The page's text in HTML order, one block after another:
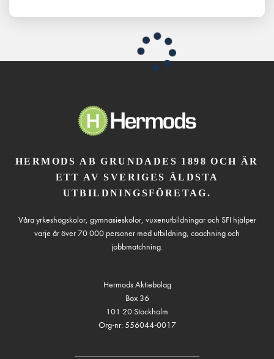
HERMODS AB GRUNDADES 1898 OCH ÄR
ETT AV SVERIGES ÄLDSTA
UTBILDNINGSFÖRETAG.
Våra yrkeshögskolor, gymnasieskolor, vuxenutbildningar och SFI hjälper
varje år över 70 000 personer med utbildning, coachning och
jobbmatchning.
Hermods Aktiebolag
Box 36
101 20 Stockholm
Org-nr: 556044-0017